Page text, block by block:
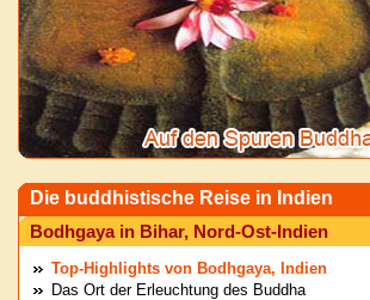
Die buddhistische Reise in Indien
Bodhgaya in Bihar, Nord-Ost-Indien
Top-Highlights von Bodhgaya, Indien
Das Ort der Erleuchtung des Buddha